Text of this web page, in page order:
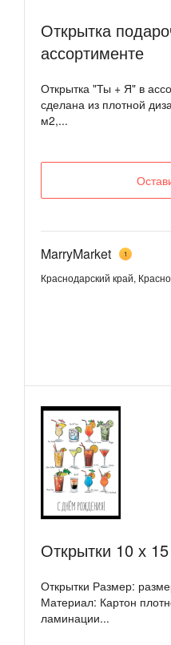
Открытка
ассортименте
Открытка "Ты + Я" в
сделана из плотной
м2,...
MarryMarket 1
Краснодарский край,
Открытки 10 х
Открытки Размер:
Материал: Картон
ламинации...